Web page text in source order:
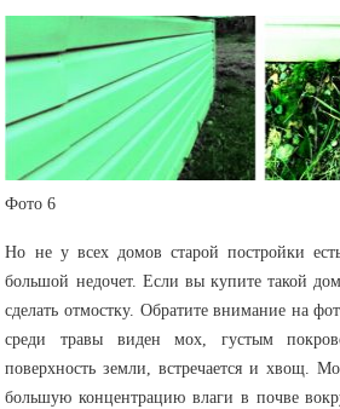
Фото 6
Но не у всех домов старой постройки
большой недочет. Если вы купите такой
сделать отмостку. Обратите внимание на
среди травы виден мох, густым
поверхность земли, встречается и хвощ.
большую концентрацию влаги в почве